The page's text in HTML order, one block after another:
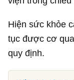
Hiện sức khỏe
tục được cơ
quy định.